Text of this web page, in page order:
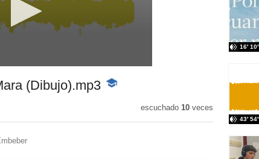
(Dibujo).mp3 -
educativoescuchado 10veces
16′
43′